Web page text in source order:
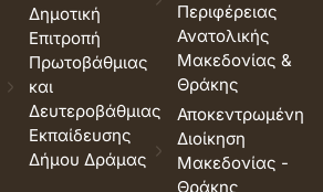
Δημοτική
Επιτροπή
Πρωτοβάθμιας
και
Δευτεροβάθμιας
Εκπαίδευσης
Δήμου Δράμας
Περιφέρειας
Ανατολικής
Μακεδονίας &
Θράκης
Αποκεντρωμένη
Διοίκηση
Μακεδονίας -
Θράκης